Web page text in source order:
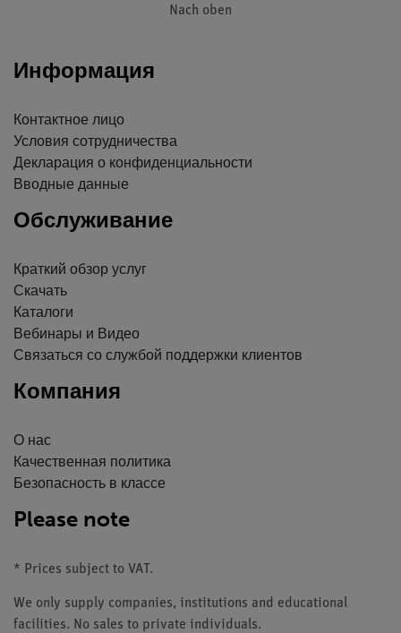
Nach oben
Информация
Контактное лицо
Условия сотрудничества
Декларация о конфиденциальности
Вводные данные
Обслуживание
Краткий обзор услуг
Скачать
Каталоги
Вебинары и Видео
Связаться со службой поддержки клиентов
Компания
О нас
Качественная политика
Безопасность в классе
Please note
* Prices subject to VAT.
We only supply companies, institutions and educational
facilities. No sales to private individuals.